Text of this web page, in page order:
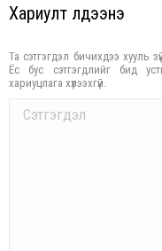
Хариулт үлдээнэ үү
Та сэтгэгдэл бичихдээ хууль
Ёс бус сэтгэгдлийг бид
хариуцлага хүлээхгүй.
Comment